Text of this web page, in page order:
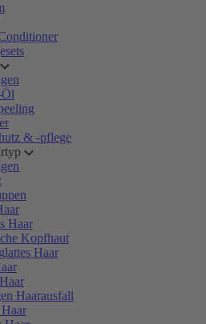
& -pflege
Haar
Kopfhaut
Haar
Haarausfall